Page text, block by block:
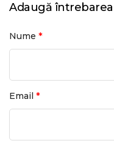
Adaugă întrebarea
Nume *
Email *